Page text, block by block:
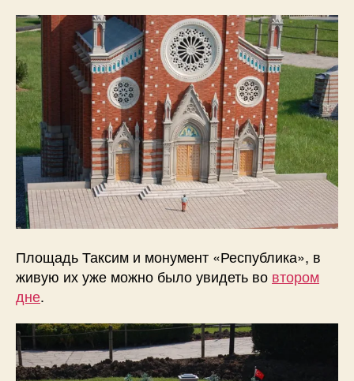
Площадь Таксим и монумент «Республика», в
живую их уже можно было увидеть во втором
дне.